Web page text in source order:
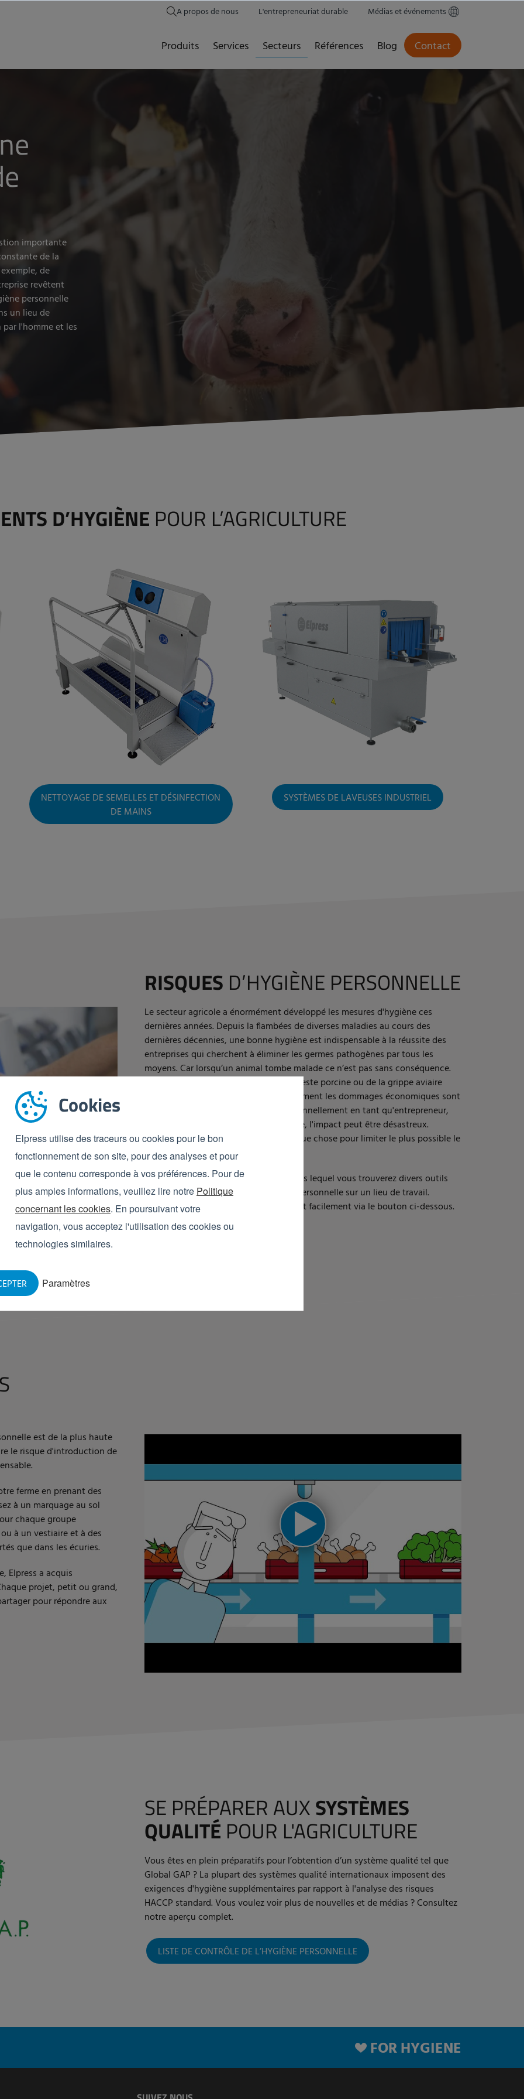
Cookies
Elpress utilise des traceurs ou cookies pour le bon
fonctionnement de son site, pour des analyses et pour
que le contenu corresponde à vos préférences. Pour de
plus amples informations, veuillez lire notre Politique
concernant les cookies. En poursuivant votre
navigation, vous acceptez l'utilisation des cookies ou
technologies similaires.
Paramètres
A propos de nous L'entrepreneuriat durable Médias et événements
Produits Services Secteurs Références Blog Contact
importante
de la
de
revêtent
personnelle
un lieu de
l'homme et les
D’HYGIÈNE POUR L’AGRICULTURE
NETTOYAGE DE SEMELLES ET DÉSINFECTION
DE MAINS
SYSTÈMES DE LAVEUSES INDUSTRIEL
RISQUES D’HYGIÈNE PERSONNELLE
Le secteur agricole a énormément développé les mesures d'hygiène ces
dernières années. Depuis la flambées de diverses maladies au cours des
dernières décennies, une bonne hygiène est indispensable à la réussite des
entreprises qui cherchent à éliminer les germes pathogènes par tous les
moyens. Car lorsqu’un animal tombe malade ce n’est pas sans conséquence.
Surtout quand il s'agit des virus de la peste porcine ou de la grippe aviaire
H5N8 qui sont très agressifs. Non seulement les dommages économiques sont
importants, mais aussi pour vous personnellement en tant qu'entrepreneur,
pour vos employés et pour votre famille, l'impact peut être désastreux.
Heureusement vous pouvez faire quelque chose pour limiter le plus possible le
risque d’infection par des pathogènes.
Elpress a développé un kit pratique dans lequel vous trouverez divers outils
pour appliquer les mesures d’hygiène personnelle sur un lieu de travail.
Téléchargez ce kit spécial rapidement et facilement via le bouton ci-dessous.
est de la plus haute
le risque d'introduction de
ferme en prenant des
à un marquage au sol
chaque groupe
à un vestiaire et à des
que dans les écuries.
Elpress a acquis
projet, petit ou grand,
pour répondre aux
SE PRÉPARER AUXSYSTÈMES
QUALITÉ POUR L'AGRICULTURE
Vous êtes en plein préparatifs pour l’obtention d’un système qualité tel que
Global GAP ? La plupart des systèmes qualité internationaux imposent des
exigences d'hygiène supplémentaires par rapport à l'analyse des risques
HACCP standard. Vous voulez voir plus de nouvelles et de médias ? Consultez
notre aperçu complet.
LISTE DE CONTRÔLE DE L’HYGIÈNE PERSONNELLE
FOR HYGIENE